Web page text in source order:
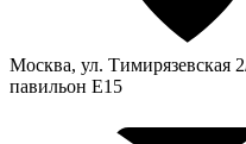
Москва, ул. Тимирязевская
павильон Е15